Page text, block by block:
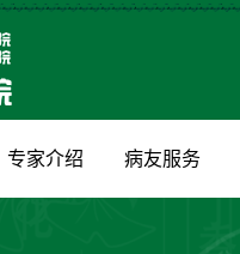
专家介绍 病友服务